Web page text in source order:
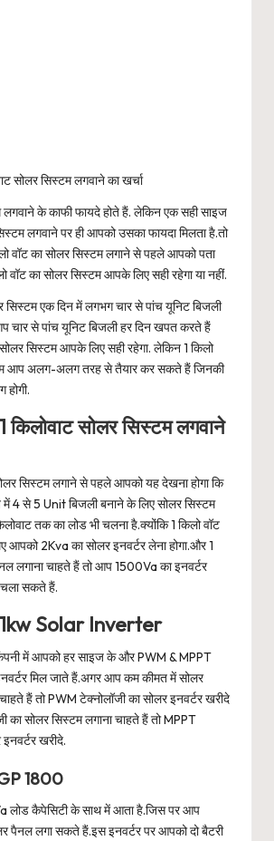
सोलर सिस्टम लगवाने का खर्चा
लगवाने के काफी फायदे होते हैं. लेकिन एक सही साइज
लगवाने पर ही आपको उसका फायदा मिलता है.तो
वॉट का सोलर सिस्टम लगाने से पहले आपको पता
वॉट का सोलर सिस्टम आपके लिए सही रहेगा या नहीं.
सिस्टम एक दिन में लगभग चार से पांच यूनिट बिजली
चार से पांच यूनिट बिजली हर दिन खपत करते हैं
सिस्टम आपके लिए सही रहेगा. लेकिन 1 किलो
आप अलग-अलग तरह से तैयार कर सकते हैं जिनकी
सोलर सिस्टम लगवाने
सिस्टम लगाने से पहले आपको यह देखना होगा कि
में 4 से 5 Unit बिजली बनाने के लिए सोलर सिस्टम
तक का लोड भी चलना है.क्योंकि 1 किलो वॉट
आपको 2Kva का सोलर इनवर्टर लेना होगा.और 1
लगाना चाहते हैं तो आप 1500Va का इनवर्टर
सकते हैं.
Solar Inverter
में आपको हर साइज के और PWM & MPPT
मिल जाते हैं.अगर आप कम कीमत में सोलर
हैं तो PWM टेक्नोलॉजी का सोलर इनवर्टर खरीदे
का सोलर सिस्टम लगाना चाहते हैं तो MPPT
खरीदे.
1800
लोड कैपेसिटी के साथ में आता है.जिस पर आप
लगा सकते हैं.इस इनवर्टर पर आपको दो बैटरी